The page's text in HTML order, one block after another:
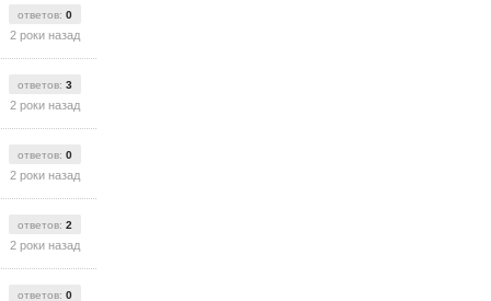
ответов: 0
2 роки назад
ответов: 3
2 роки назад
ответов: 0
2 роки назад
ответов: 2
2 роки назад
ответов: 0